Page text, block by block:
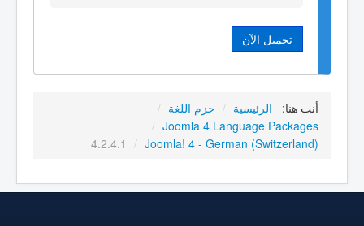
تحميل الآن
أنت هنا: الرئيسية / حزم اللغة /
Joomla 4 Language Packages
/
Joomla! 4 - German (Switzerland)
/
4.2.4.1